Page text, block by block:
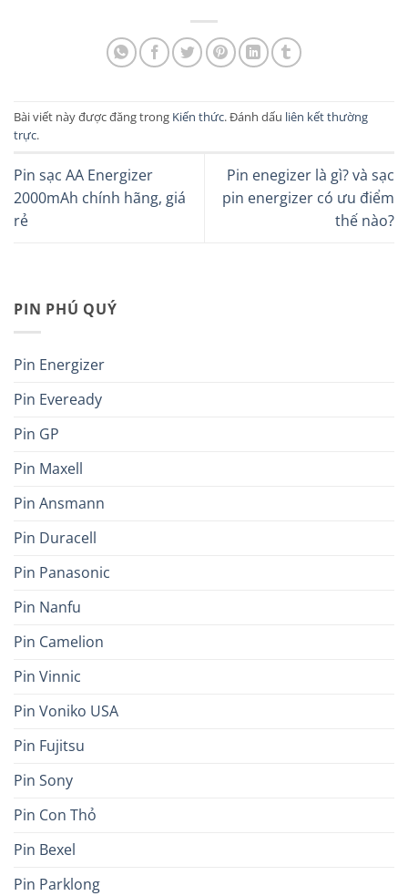
PIN PHÚ QUÝ
Pin Energizer
Pin Eveready
Pin GP
Pin Maxell
Pin Ansmann
Pin Duracell
Pin Panasonic
Pin Nanfu
Pin Camelion
Pin Vinnic
Pin Voniko USA
Pin Fujitsu
Pin Sony
Pin Con Thỏ
Pin Bexel
Pin Parklong
Bài viết này được đăng trong Kiến thức. Đánh dấu liên kết thường
trực.
Pin sạc AA Energizer
2000mAh chính hãng, giá
rẻ
Pin enegizer là gì? và sạc
pin energizer có ưu điểm
thế nào?